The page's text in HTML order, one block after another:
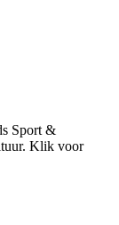
Sport &
Klik voor